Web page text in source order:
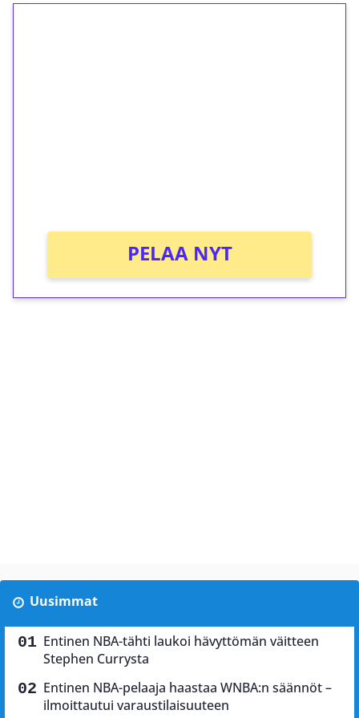
PELAA NYT
Uusimmat
Entinen NBA-tähti laukoi hävyttömän väitteen
Stephen Currysta
Entinen NBA-pelaaja haastaa WNBA:n säännöt –
ilmoittautui varaustilaisuuteen